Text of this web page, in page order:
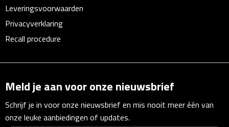
Pennenhouders
Puntenslijpers
Document- & Schrijfmappen
Documentmappen
Leveringsvoorwaarden
Privacyverklaring
Recall procedure
Meld je aan voor onze nieuwsbrief
Schrijf je in voor onze nieuwsbrief en mis nooit meer één van
onze leuke aanbiedingen of updates.